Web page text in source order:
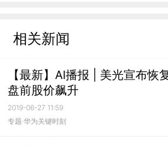
相关新闻
【最新】AI播报 | 美光宣布恢
盘前股价飙升
2019-06-27 11:59
专题·华为关键时刻